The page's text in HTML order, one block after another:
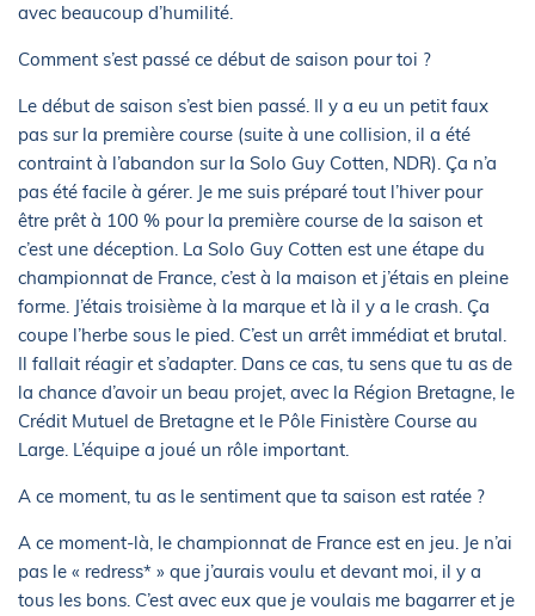
avec beaucoup d’humilité.
Comment s’est passé ce début de saison pour toi ?
Le début de saison s’est bien passé. Il y a eu un petit faux
pas sur la première course (suite à une collision, il a été
contraint à l’abandon sur la Solo Guy Cotten, NDR). Ça n’a
pas été facile à gérer. Je me suis préparé tout l’hiver pour
être prêt à 100 % pour la première course de la saison et
c’est une déception. La Solo Guy Cotten est une étape du
championnat de France, c’est à la maison et j’étais en pleine
forme. J’étais troisième à la marque et là il y a le crash. Ça
coupe l’herbe sous le pied. C’est un arrêt immédiat et brutal.
Il fallait réagir et s’adapter. Dans ce cas, tu sens que tu as de
la chance d’avoir un beau projet, avec la Région Bretagne, le
Crédit Mutuel de Bretagne et le Pôle Finistère Course au
Large. L’équipe a joué un rôle important.
A ce moment, tu as le sentiment que ta saison est ratée ?
A ce moment-là, le championnat de France est en jeu. Je n’ai
pas le « redress* » que j’aurais voulu et devant moi, il y a
tous les bons. C’est avec eux que je voulais me bagarrer et je